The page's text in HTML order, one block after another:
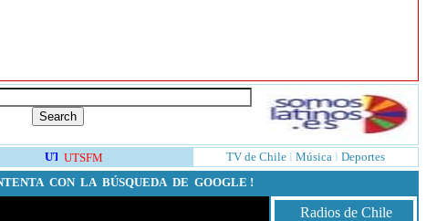
UTSFM TV de Chile l Música l Deportes
CON LA BÚSQUEDA DE GOOGLE !
Radios de Chile